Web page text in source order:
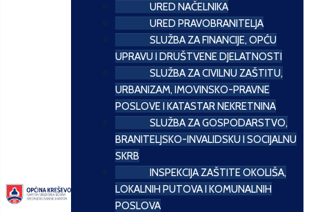
URED NAČELNIKA
URED PRAVOBRANITELJA
SLUŽBA ZA FINANCIJE, OPĆU
UPRAVU I DRUŠTVENE DJELATNOSTI
SLUŽBA ZA CIVILNU ZAŠTITU,
URBANIZAM, IMOVINSKO-PRAVNE
POSLOVE I KATASTAR NEKRETNINA
SLUŽBA ZA GOSPODARSTVO,
BRANITELJSKO-INVALIDSKU I SOCIJALNU
SKRB
INSPEKCIJA ZAŠTITE OKOLIŠA,
LOKALNIH PUTOVA I KOMUNALNIH
POSLOVA